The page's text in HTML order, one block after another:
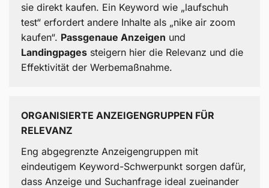
sie direkt kaufen. Ein Keyword wie „laufschuh
test“ erfordert andere Inhalte als „nike air zoom
kaufen“. Passgenaue Anzeigen und
Landingpages steigern hier die Relevanz und die
Effektivität der Werbemaßnahme.
ORGANISIERTE ANZEIGENGRUPPEN FÜR
RELEVANZ
Eng abgegrenzte Anzeigengruppen mit
eindeutigem Keyword-Schwerpunkt sorgen dafür,
dass Anzeige und Suchanfrage ideal zueinander